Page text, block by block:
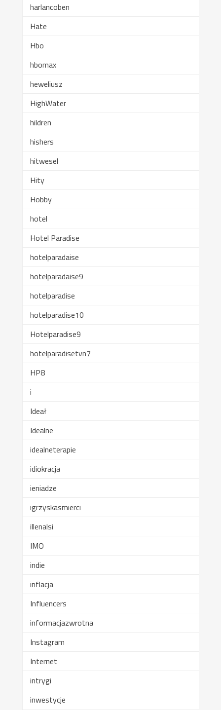
harlancoben
Hate
Hbo
hbomax
heweliusz
HighWater
hildren
hishers
hitwesel
Hity
Hobby
hotel
Hotel Paradise
hotelparadaise
hotelparadaise9
hotelparadise
hotelparadise10
Hotelparadise9
hotelparadisetvn7
HP8
i
Ideał
Idealne
idealneterapie
idiokracja
ieniadze
igrzyskasmierci
illenalsi
IMO
indie
inflacja
Influencers
informacjazwrotna
Instagram
Internet
intrygi
inwestycje